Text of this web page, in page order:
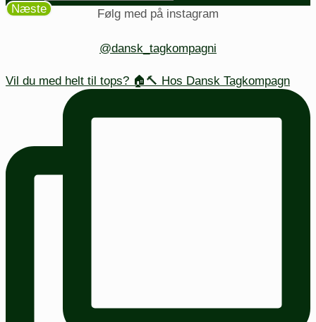
Næste
Følg med på instagram
@dansk_tagkompagni
Vil du med helt til tops? 🏠🔨 Hos Dansk Tagkompagn